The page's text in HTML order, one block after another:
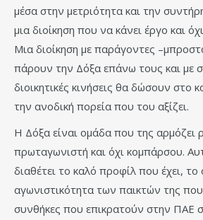
μέσα στην μετριότητα και την
μια διοίκηση που να κάνει έργο και
Μια διοίκηση με παράγοντες
πάρουν την Δόξα επάνω τους και με
διοικητικές κινήσεις θα δώσουν στο
την ανοδική πορεία που του αξίζει.
Η Δόξα είναι ομάδα που της αρμόζει
πρωταγωνιστή και όχι κομπάρσου.
διαθέτει το καλό προφίλ που έχει, το
αγωνιστικότητα των παικτών της
συνθήκες που επικρατούν στην ΠΑΕ